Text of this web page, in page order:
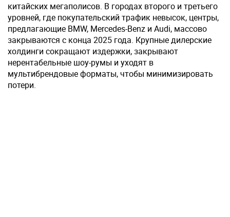
китайских мегаполисов. В городах второго и третьего
уровней, где покупательский трафик невысок, центры,
предлагающие BMW, Mercedes-Benz и Audi, массово
закрываются с конца 2025 года. Крупные дилерские
холдинги сокращают издержки, закрывают
нерентабельные шоу-румы и уходят в
мультибрендовые форматы, чтобы минимизировать
потери.